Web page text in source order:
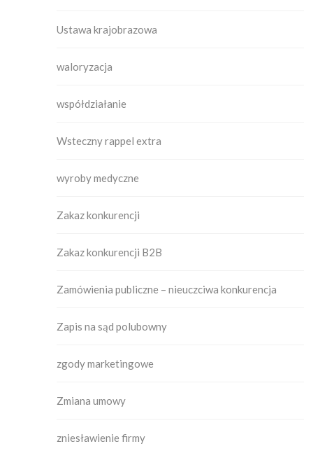
Ustawa krajobrazowa
waloryzacja
współdziałanie
Wsteczny rappel extra
wyroby medyczne
Zakaz konkurencji
Zakaz konkurencji B2B
Zamówienia publiczne – nieuczciwa konkurencja
Zapis na sąd polubowny
zgody marketingowe
Zmiana umowy
zniesławienie firmy